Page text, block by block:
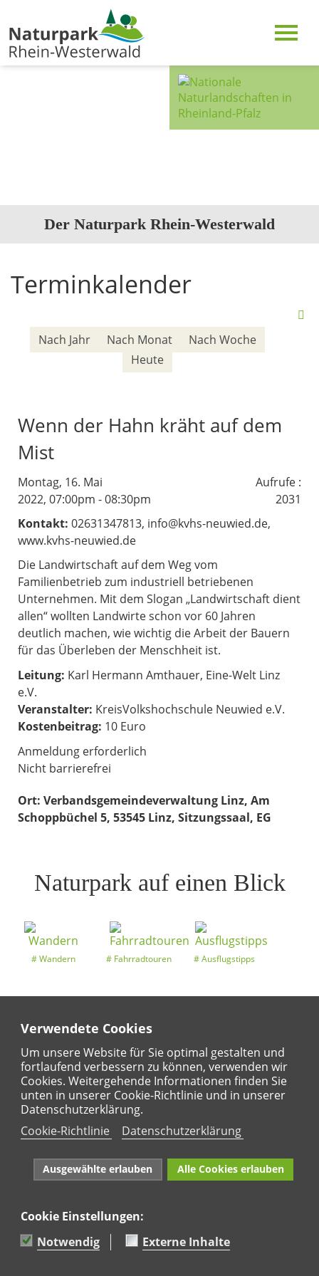
Verwendete Cookies
Um unsere Website für Sie optimal gestalten und
fortlaufend verbessern zu können, verwenden wir
Cookies. Weitergehende Informationen finden Sie
unten in unserer Cookie-Richtlinie und in unserer
Datenschutzerklärung.
Cookie-Richtlinie
Datenschutzerklärung
Ausgewählte erlauben Alle Cookies erlauben
Cookie Einstellungen:
Notwendig
Externe Inhalte
Der Naturpark Rhein-Westerwald
Terminkalender
Nach Jahr Nach Monat
Nach Woche
Heute
Wenn der Hahn kräht auf dem
Mist
Montag, 16. Mai
2022, 07:00pm - 08:30pm
Aufrufe :
2031
Kontakt: 02631347813, info@kvhs-neuwied.de,
www.kvhs-neuwied.de
Die Landwirtschaft auf dem Weg vom
Familienbetrieb zum industriell betriebenen
Unternehmen. Mit dem Slogan „Landwirtschaft dient
allen“ wollten Landwirte schon vor 60 Jahren
deutlich machen, wie wichtig die Arbeit der Bauern
für das Überleben der Menschheit ist.
Leitung: Karl Hermann Amthauer, Eine-Welt Linz
e.V.
Veranstalter: KreisVolkshochschule Neuwied e.V.
Kostenbeitrag: 10 Euro
Anmeldung erforderlich
Nicht barrierefrei
Ort: Verbandsgemeindeverwaltung Linz, Am
Schoppbüchel 5, 53545 Linz, Sitzungssaal, EG
Naturpark auf einen Blick
Wandern Fahrradtouren Ausflugstipps
Entdeckertouren Ansichten
Regional
Karte
Naturpark Rhein-Westerwald e.V. · Marktstraße 88·
56564 Neuwied · Tel: 02631 95 66 036